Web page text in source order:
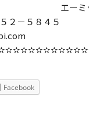
ク３
２－５８４５
Facebook